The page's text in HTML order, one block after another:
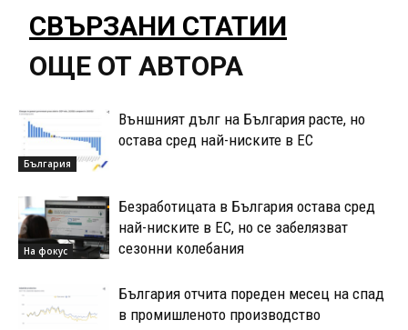
СВЪРЗАНИ СТАТИИ
ОЩЕ ОТ АВТОРА
България
Външният дълг на България расте, но
остава сред най-ниските в ЕС
На фокус
Безработицата в България остава сред
най-ниските в ЕС, но се забелязват
сезонни колебания
България отчита пореден месец на спад
в промишленото производство